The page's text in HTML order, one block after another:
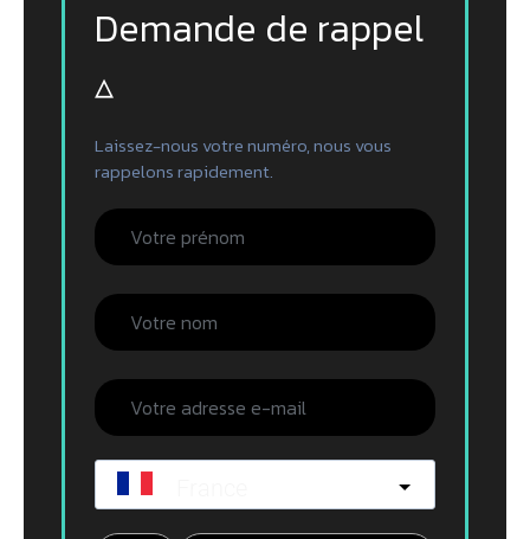
Demande de rappel
▵
Laissez-nous votre numéro, nous vous
rappelons rapidement.